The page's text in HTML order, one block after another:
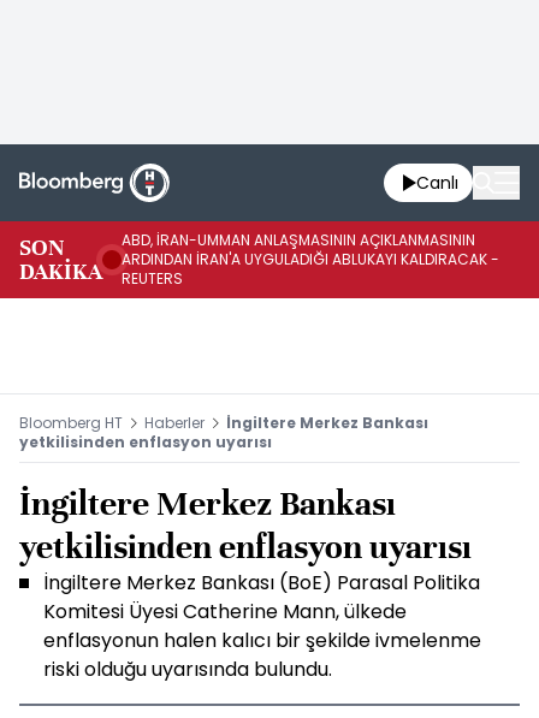
Canlı
SON
DAKİKA
ABD, İRAN-UMMAN ANLAŞMASININ AÇIKLANMASININ
ARDINDAN İRAN'A UYGULADIĞI ABLUKAYI KALDIRACAK -
REUTERS
Bloomberg HT Haberler
İngiltere Merkez Bankası
yetkilisinden enflasyon uyarısı
İngiltere Merkez Bankası
yetkilisinden enflasyon uyarısı
İngiltere Merkez Bankası (BoE) Parasal Politika
Komitesi Üyesi Catherine Mann, ülkede
enflasyonun halen kalıcı bir şekilde ivmelenme
riski olduğu uyarısında bulundu.